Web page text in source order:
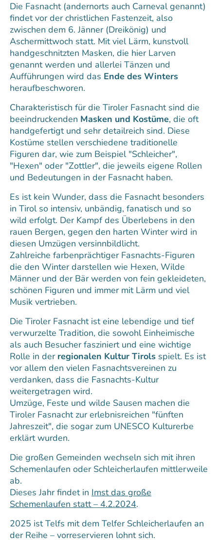
Die Fasnacht (andernorts auch Carneval genannt)
findet vor der christlichen Fastenzeit, also
zwischen dem 6. Jänner (Dreikönig) und
Aschermittwoch statt. Mit viel Lärm, kunstvoll
handgeschnitzten Masken, die hier Larven
genannt werden und allerlei Tänzen und
Aufführungen wird das Ende des Winters
heraufbeschworen.
Charakteristisch für die Tiroler Fasnacht sind die
beeindruckenden Masken und Kostüme, die oft
handgefertigt und sehr detailreich sind. Diese
Kostüme stellen verschiedene traditionelle
Figuren dar, wie zum Beispiel "Schleicher",
"Hexen" oder "Zottler", die jeweils eigene Rollen
und Bedeutungen in der Fasnacht haben.
Es ist kein Wunder, dass die Fasnacht besonders
in Tirol so intensiv, unbändig, fanatisch und so
wild erfolgt. Der Kampf des Überlebens in den
rauen Bergen, gegen den harten Winter wird in
diesen Umzügen versinnbildlicht.
Zahlreiche farbenprächtiger Fasnachts-Figuren
die den Winter darstellen wie Hexen, Wilde
Männer und der Bär werden von fein gekleideten,
schönen Figuren und immer mit Lärm und viel
Musik vertrieben.
Die Tiroler Fasnacht ist eine lebendige und tief
verwurzelte Tradition, die sowohl Einheimische
als auch Besucher fasziniert und eine wichtige
Rolle in der regionalen Kultur Tirols spielt. Es ist
vor allem den vielen Fasnachtsvereinen zu
verdanken, dass die Fasnachts-Kultur
weitergetragen wird.
Umzüge, Feste und wilde Sausen machen die
Tiroler Fasnacht zur erlebnisreichen "fünften
Jahreszeit", die sogar zum UNESCO Kulturerbe
erklärt wurden.
Die großen Gemeinden wechseln sich mit ihren
Schemenlaufen oder Schleicherlaufen mittlerweile
ab.
Dieses Jahr findet in Imst das große
Schemenlaufen statt – 4.2.2024.
2025 ist Telfs mit dem Telfer Schleicherlaufen an
der Reihe – vorreservieren lohnt sich.